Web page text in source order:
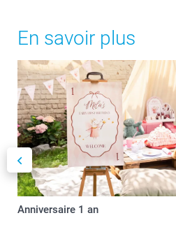
En savoir plus
Anniversaire 1 an